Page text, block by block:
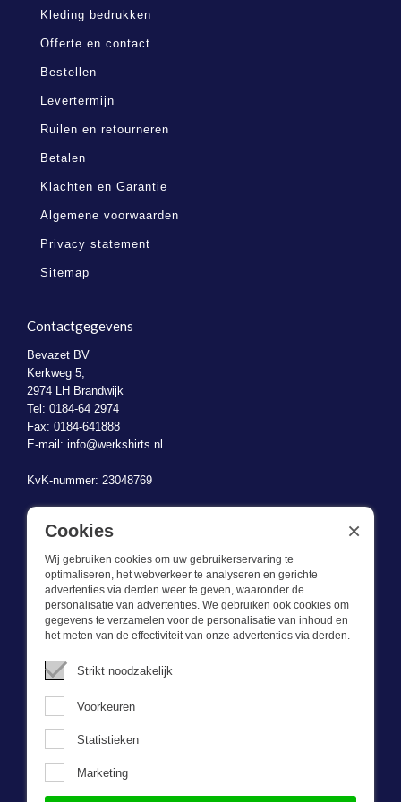
Kleding bedrukken
Offerte en contact
Bestellen
Levertermijn
Ruilen en retourneren
Betalen
Klachten en Garantie
Algemene voorwaarden
Privacy statement
Sitemap
Contactgegevens
Bevazet BV
Kerkweg 5,
2974 LH Brandwijk
Tel: 0184-64 2974
Fax: 0184-641888
E-mail: info@werkshirts.nl
KvK-nummer: 23048769
BTW-identificatienummer: NL823470787B01
Wat we doen
Deze webshop is onderdeel van BEVAZET BV. Bevazet levert al
sinds 1983 bedrijfskleding aan grote en kleinere ondernemingen.
We hebben een eigen winkel/showroom in Brandwijk. Onze klanten
bieden we kwalitatief goede en sterke bedrijfskleding tegen een
scherpe prijs. Onze service is snel, we zijn voorraadhoudend,
eigen ontwerpster. Neem gerust contact met ons op.
Cookies
Wij gebruiken cookies om uw gebruikerservaring te
optimaliseren, het webverkeer te analyseren en gerichte
advertenties via derden weer te geven, waaronder de
personalisatie van advertenties. We gebruiken ook cookies om
gegevens te verzamelen voor de personalisatie van inhoud en
het meten van de effectiviteit van onze advertenties via derden.
Strikt noodzakelijk
Voorkeuren
Statistieken
Marketing
×